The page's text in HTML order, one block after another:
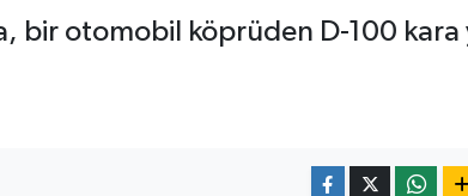
bir otomobil köprüden D-100 kara